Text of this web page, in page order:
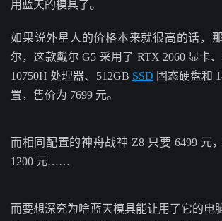
用蓝天的模具了。
如果说外星人的价格本来就很高的话，
尔，这款戴尔 G5 采用了 RTX 2060 显卡
10750H 处理器、512GB SSD 固态硬盘和
置，售价为 7699 元。
而相同配置的神舟战神 Z8 只要 6499 元
1200 元……
而要想深究为啥蓝天模具能让用了它的电